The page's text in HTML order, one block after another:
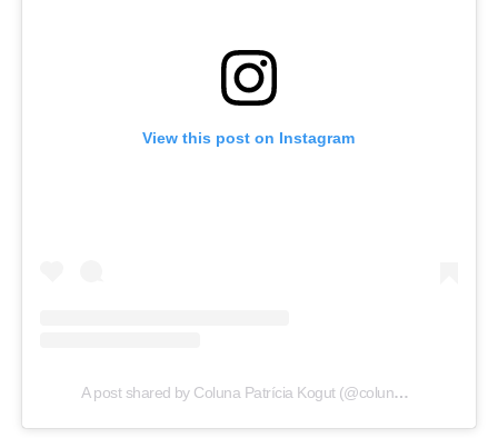
View this post on Instagram
A post shared by Coluna Patrícia Kogut (@colunapatriciakogut)